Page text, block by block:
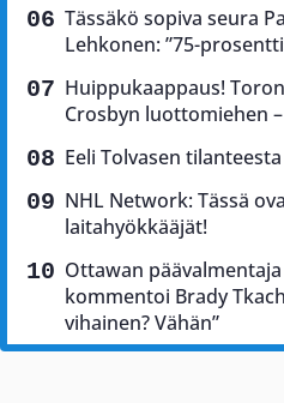
Tässäkö sopiva seura
Lehkonen: ”75-
Huippukaappaus!
Crosbyn luottomiehen
Eeli Tolvasen
NHL Network: Tässä
laitahyökkääjät!
Ottawan
kommentoi Brady
vihainen? Vähän”